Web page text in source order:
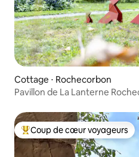
Cottage ⋅ Rochecorbon
Pavillon de La Lanterne
Coups de cœur voyageurs les
Coup de cœur voyageurs